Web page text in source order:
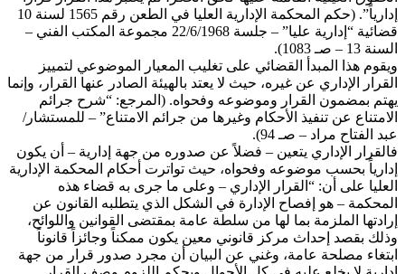
إدارياً”. (حكم المحكمة الإدارية العليا في الطعن رقم 1565 لسنة 10
قضائية “إدارية عليا” – جلسة 22/6/1968 مجموعة المكتب الفني –
السنة 13 – صـ 1083).
ويقوم هذا المبدأ القضائي على تغليب المعيار الموضوعي لتمييز
القرار الإداري عن غيره، حيث لا يعتد بالهيئة الصادر عنها القرار، وإنما
يهتم بمضمون القرار وموضوعه وفحواه. (المرجع: “شرح جرائم
الامتناع عن تنفيذ الأحكام وغيرها من جرائم الامتناع” – للمستشار/
عبد الفتاح مراد – صـ 94).
فالقرار الإداري يتعين – فضلاً عن صدوره من جهة إدارية – أن يكون
إدارياً بحسب موضوعه وفحواه، حيث تواترت أحكام المحكمة الإدارية
العليا على أن: “القرار الإداري – وعلى ما جرى به قضاء هذه
المحكمة – هو إفصاح الإدارة في الشكل الذي يتطلبه القانون عن
إرادتها الملزمة بما لها من سلطة عامة بمقتضى القوانين واللوائح،
وذلك بقصد إحداث مركز قانوني معين يكون ممكناً وجائزاً قانوناً
ابتغاء مصلحة عامة، وغني عن البيان أن مجرد صدور قرار من جهة